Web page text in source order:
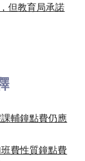
但教育局承諾
輔鐘點費仍應
費性質鐘點費